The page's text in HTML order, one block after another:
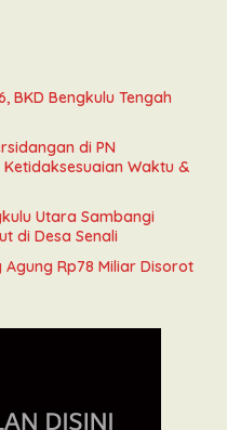
BKD Bengkulu Tengah
di PN
Waktu &
Utara Sambangi
di Desa Senali
Rp78 Miliar Disorot